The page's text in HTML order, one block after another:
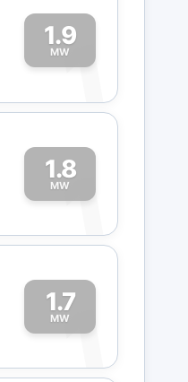
1.9
MW
1
1.8
MW
1
1.7
MW
1